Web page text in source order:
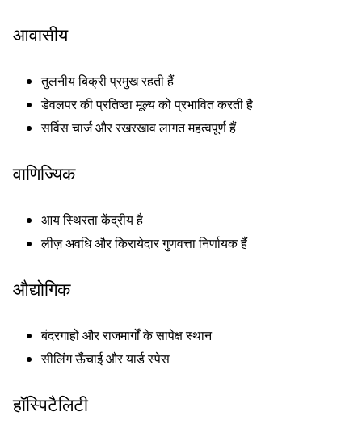
आवासीय
तुलनीय बिक्री प्रमुख रहती हैं
डेवलपर की प्रतिष्ठा मूल्य को प्रभावित करती है
सर्विस चार्ज और रखरखाव लागत महत्वपूर्ण हैं
वाणिज्यिक
आय स्थिरता केंद्रीय है
लीज़ अवधि और किरायेदार गुणवत्ता निर्णायक हैं
औद्योगिक
बंदरगाहों और राजमार्गों के सापेक्ष स्थान
सीलिंग ऊँचाई और यार्ड स्पेस
हॉस्पिटैलिटी